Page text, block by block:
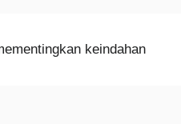
keindahan